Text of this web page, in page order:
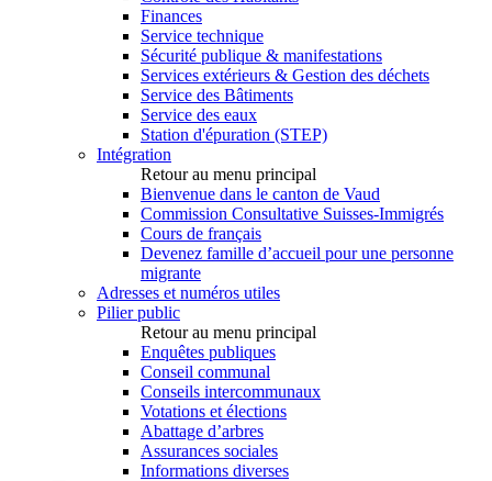
Finances
Service technique
Sécurité publique & manifestations
Services extérieurs & Gestion des déchets
Service des Bâtiments
Service des eaux
Station d'épuration (STEP)
Intégration
Retour au menu principal
Bienvenue dans le canton de Vaud
Commission Consultative Suisses-Immigrés
Cours de français
Devenez famille d’accueil pour une personne
migrante
Adresses et numéros utiles
Pilier public
Retour au menu principal
Enquêtes publiques
Conseil communal
Conseils intercommunaux
Votations et élections
Abattage d’arbres
Assurances sociales
Informations diverses